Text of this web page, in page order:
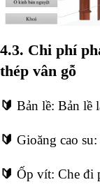
4.3. Chi phí
thép vân gỗ
🔰 Bản lề: Bản lề
🔰 Gioăng cao
🔰 Ốp vít: Che đi